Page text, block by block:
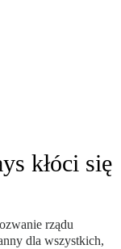
kłóci się
rządu
dla wszystkich,